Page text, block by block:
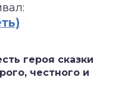
героя сказки
честного и